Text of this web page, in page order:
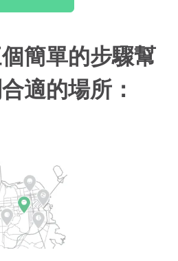
簡單的步驟幫
適的場所：